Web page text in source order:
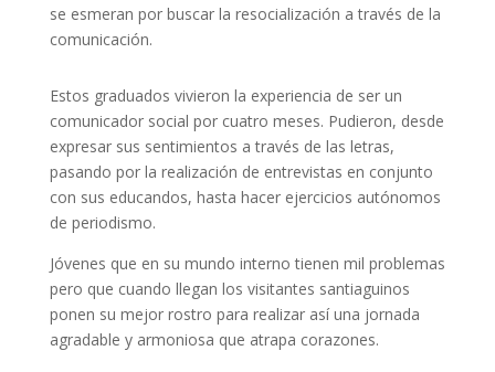
se esmeran por buscar la resocialización a través de la
comunicación.
Estos graduados vivieron la experiencia de ser un
comunicador social por cuatro meses. Pudieron, desde
expresar sus sentimientos a través de las letras,
pasando por la realización de entrevistas en conjunto
con sus educandos, hasta hacer ejercicios autónomos
de periodismo.
Jóvenes que en su mundo interno tienen mil problemas
pero que cuando llegan los visitantes santiaguinos
ponen su mejor rostro para realizar así una jornada
agradable y armoniosa que atrapa corazones.